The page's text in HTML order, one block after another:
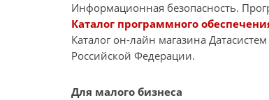
Информационная безопасность.
Каталог программного
Каталог он-лайн магазина
Российской Федерации.
Для малого бизнеса